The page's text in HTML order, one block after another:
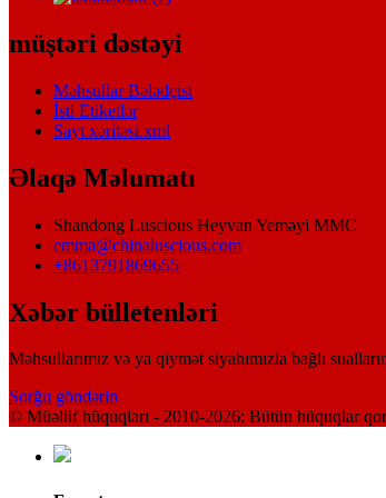
müştəri dəstəyi
Məhsullar Bələdçisi
İsti Etiketlər
Sayt xəritəsi.xml
Əlaqə Məlumatı
Shandong Luscious Heyvan Yeməyi MMC
emma@chinaluscious.com
+8613791869655
Xəbər bülletenləri
Məhsullarımız və ya qiymət siyahımızla bağlı
Sorğu göndərin
© Müəllif hüquqları - 2010-2026: Bütün hüquqlar